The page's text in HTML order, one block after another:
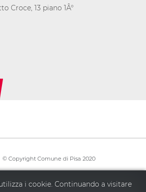
Croce, 13 piano 1Â°
© Copyright Comune di Pisa 2020
privacy ·Mappa del sito·Accessibilità
i cookie. Continuando a visitare